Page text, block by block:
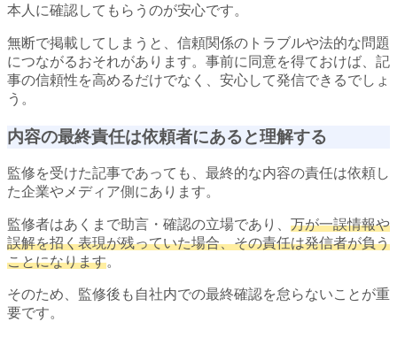
本人に確認してもらうのが安心です。
無断で掲載してしまうと、信頼関係のトラブルや法的な問題
につながるおそれがあります。事前に同意を得ておけば、記
事の信頼性を高めるだけでなく、安心して発信できるでしょ
う。
内容の最終責任は依頼者にあると理解する
監修を受けた記事であっても、最終的な内容の責任は依頼し
た企業やメディア側にあります。
監修者はあくまで助言・確認の立場であり、 万が一誤情報や
誤解を招く表現が残っていた場合、その責任は発信者が負う
ことになります。
そのため、監修後も自社内での最終確認を怠らないことが重
要です。